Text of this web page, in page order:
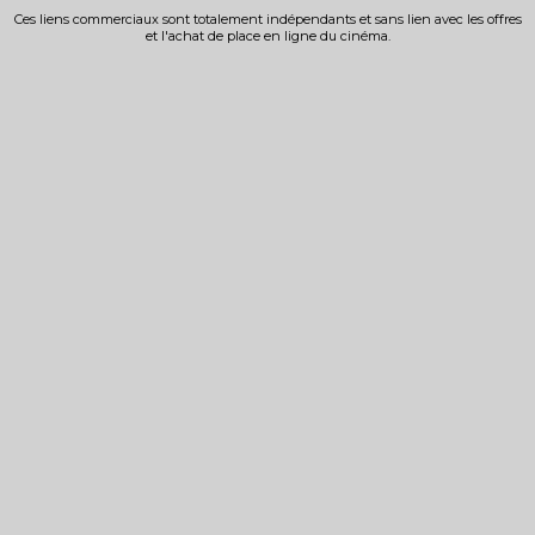
Ces liens commerciaux sont totalement indépendants et sans lien avec les offres
et l'achat de place en ligne du cinéma.